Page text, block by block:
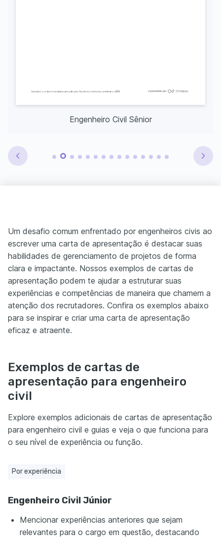
Engenheiro Civil Sênior
Um desafio comum enfrentado por engenheiros civis ao
escrever uma carta de apresentação é destacar suas
habilidades de gerenciamento de projetos de forma
clara e impactante. Nossos exemplos de cartas de
apresentação podem te ajudar a estruturar suas
experiências e competências de maneira que chamem a
atenção dos recrutadores. Confira os exemplos abaixo
para se inspirar e criar uma carta de apresentação
eficaz e atraente.
Exemplos de cartas de
apresentação para engenheiro
civil
Explore exemplos adicionais de cartas de apresentação
para engenheiro civil e guias e veja o que funciona para
o seu nível de experiência ou função.
Por experiência
Engenheiro Civil Júnior
Mencionar experiências anteriores que sejam
relevantes para o cargo em questão, destacando